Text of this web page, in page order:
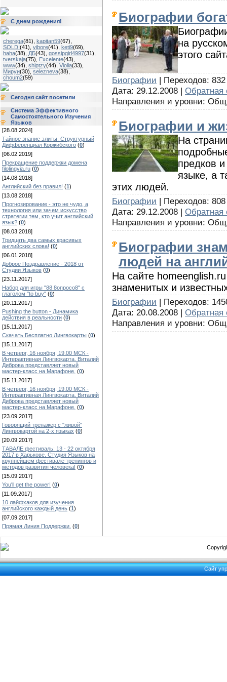
С днем рождения!
cherega(81) kapitan59(67)
SOLDI(41) vibore(41) keti9(69)
haha(38) ДБ(43) gossipgirl4997(31)
tverskaja(75) Excelente(43)
www(34) shiptzy(44) Violia(33)
Мируи(30) selezneva(38)
choum2(59)
Сегодня сайт посетили
Система Эффективного
Самостоятельного Изучения
Языков
[28.08.2024]
Тайное знание элиты: Структурный
Дифференциал Коржибского (0)
[06.02.2019]
Прекращение поддержки домена
filolingvia.ru (0)
[14.08.2018]
Английский без правил! (1)
[13.08.2018]
Прогнозирование - это не чудо, а
технология или зачем искусство
стратегии тем, кто учит английский
язык? (0)
[08.03.2018]
Тридцать два самых красивых
английских слова! (0)
[06.01.2018]
Доброе Поздравление - 2018 от
Студии Языков (0)
[23.11.2017]
Набор для игры "88 8опросо8" с
глаголом "to buy" (0)
[20.11.2017]
Pushing the button - Динамика
действия в реальности (0)
[15.11.2017]
Скачать Бесплатно Лингвокарты (0)
[15.11.2017]
В четверг, 16 ноября, 19.00 МСК -
Интерактивная Лингвокарта. Виталий
Диброва представляет новый
мастер-класс на Марафоне. (0)
[15.11.2017]
В четверг, 16 ноября, 19.00 МСК -
Интерактивная Лингвокарта. Виталий
Диброва представляет новый
мастер-класс на Марафоне. (0)
[23.09.2017]
Говорящий тренажер с "живой"
Лингвокартой на 2-х языках (0)
[20.09.2017]
ТАВАЛЕ фестиваль: 13 - 22 октября
2017 в Харькове. Студия Языков на
крупнейшем фестивале тренингов и
методов развития человека! (0)
[15.09.2017]
You'll get the power! (0)
[11.09.2017]
10 лайфхаков для изучения
английского каждый день (1)
[07.09.2017]
Прямая Линия Поддержки. (0)
Биографии
на
этого
Биографии | Переходов:
Дата: 29.12.2008 | Обратная
Направления и уровни:
Биографии и
На
предков
языке, а
этих людей.
Биографии | Переходов:
Дата: 29.12.2008 | Обратная
Направления и уровни:
Биографии
людей на
На сайте
знаменитых и
Биографии | Переходов:
Дата: 20.08.2008 | Обратная
Направления и уровни:
Сайт